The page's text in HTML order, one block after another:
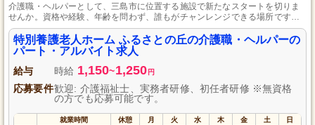
介護職・ヘルパーとして、三島市に位置する施設で新たなスタートを切りま
せんか。資格や経験、年齢を問わず、誰もがチャンレンジできる場所です。
居住者様への思いやりと優しさを大切にし、やる気さえあれば未経験からで
もキャリアアップが目指せます。シフト制で働きやすさも抜群、私生活との
両立も心配無用です。
特別養護老人ホーム ふるさとの丘の介護職・ヘルパーの
パート・アルバイト求人
給与 時給 1,150~1,250 円
応募要件歓迎: 介護福祉士、実務者研修、初任者研修 ※無資格
の方でも応募可能です。
就業時間 休憩 月 火 水 木 金 土 日